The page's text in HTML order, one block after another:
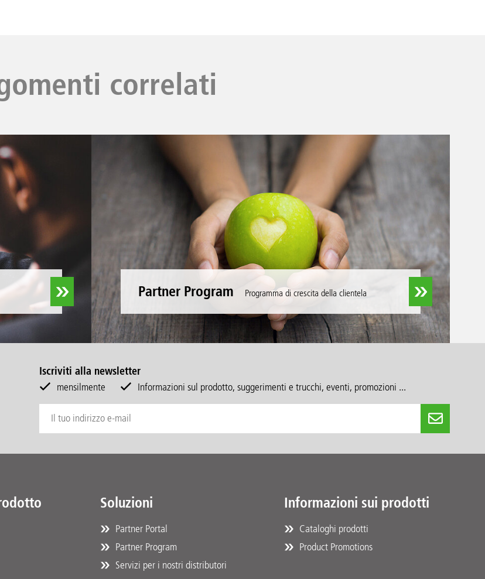
correlati
Partner Program Programma di crescita della clientela
Iscriviti alla newsletter
mensilmente
Informazioni sul prodotto, suggerimenti e trucchi, eventi, promozioni ...
Soluzioni
Partner Portal
Partner Program
Servizi per i nostri distributori
Informazioni sui prodotti
Cataloghi prodotti
Product Promotions